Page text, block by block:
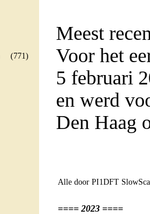
(771)
Meest
Voor het
5 februari
en werd
Den Haag
Alle door PI1DFT
==== 2023 ====